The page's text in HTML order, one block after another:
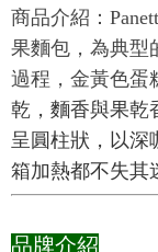
商品介紹：
果麵包，為典型
過程，金黃色蛋
乾，麵香與果乾
呈圓柱狀，以深
箱加熱都不失其
品牌介紹